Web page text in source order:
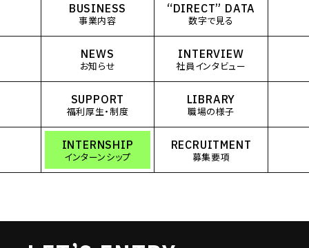
BUSINESS
事業内容
“DIRECT” DATA
数字で見る
NEWS
お知らせ
INTERVIEW
社員インタビュー
SUPPORT
福利厚生・制度
LIBRARY
職場の様子
INTERNSHIP
インターンシップ
RECRUITMENT
募集要項